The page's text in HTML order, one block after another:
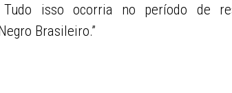
isso ocorria no período de
Brasileiro.”